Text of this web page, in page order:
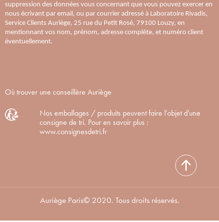
suppression des données vous concernant que vous pouvez exercer en
nous écrivant par email, ou par courrier adressé à Laboratoire Rivadis,
Service Clients Auriège, 25 rue du Petit Rosé, 79100 Louzy, en
mentionnant vos nom, prénom, adresse complète, et numéro client
éventuellement.
Où trouver une conseillère Auriège
Nos emballages / produits peuvent faire l'objet d'une
consigne de tri. Pour en savoir plus :
www.consignesdetri.fr
Auriège Paris© 2020. Tous droits réservés.